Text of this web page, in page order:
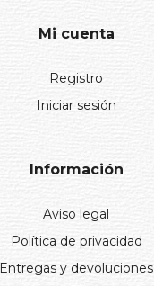
Mi cuenta
Registro
Iniciar sesión
Información
Aviso legal
Política de privacidad
Entregas y devoluciones